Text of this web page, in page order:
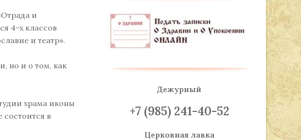
и
4-х классов
и театр».
но и о том, как
храма иконы
в
Дежурный
+7 (985) 241-40-52
Церковная лавка